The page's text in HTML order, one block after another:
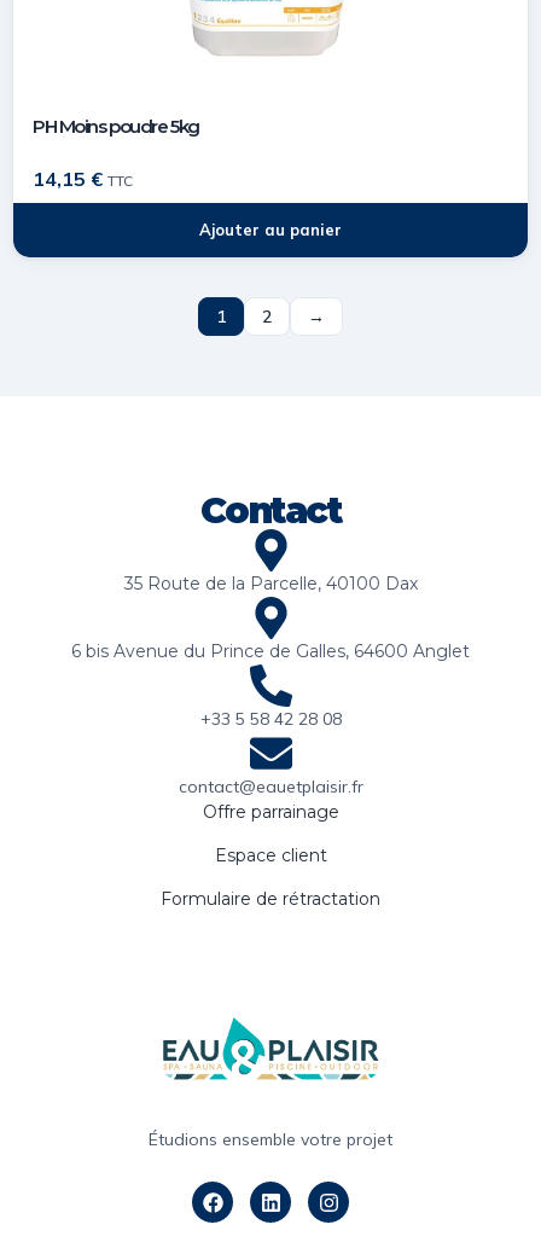
PH Moins poudre 5kg
14,15 € TTC
Ajouter au panier
1 2 →
Contact
35 Route de la Parcelle, 40100 Dax
6 bis Avenue du Prince de Galles, 64600 Anglet
+33 5 58 42 28 08
contact@eauetplaisir.fr
Offre parrainage
Espace client
Formulaire de rétractation
Étudions ensemble votre projet